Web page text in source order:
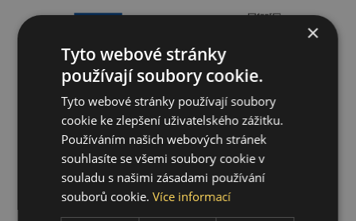
×
Tyto webové stránky
používají soubory cookie.
Tyto webové stránky používají soubory
cookie ke zlepšení uživatelského zážitku.
Používáním našich webových stránek
souhlasíte se všemi soubory cookie v
souladu s našimi zásadami používání
souborů cookie.Více informací